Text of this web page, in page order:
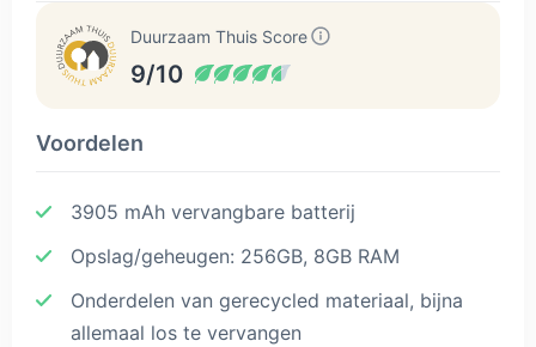
Duurzaam Thuis Score
9/10
Voordelen
3905 mAh vervangbare batterij
Opslag/geheugen: 256GB, 8GB RAM
Onderdelen van gerecycled materiaal, bijna
allemaal los te vervangen